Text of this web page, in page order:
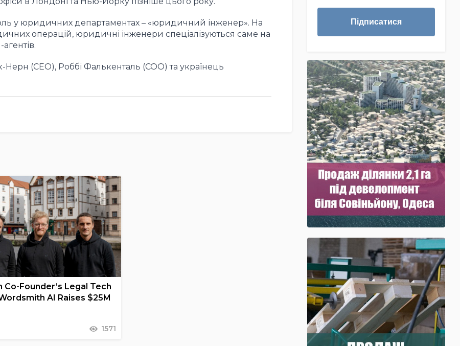
у юридичних департаментах – «юридичний інженер». На
операцій, юридичні інженери спеціалізуються саме на
(CEO), Роббі Фалькенталь (COO) та українець
Co-Founder’s Legal Tech
AI Raises $25M
1571
Підписатися